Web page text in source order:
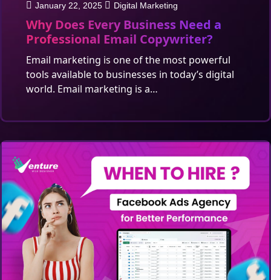
January 22, 2025 Digital Marketing
Why Does Every Business Need a
Professional Email Copywriter?
Email marketing is one of the most powerful
tools available to businesses in today’s digital
world. Email marketing is a…